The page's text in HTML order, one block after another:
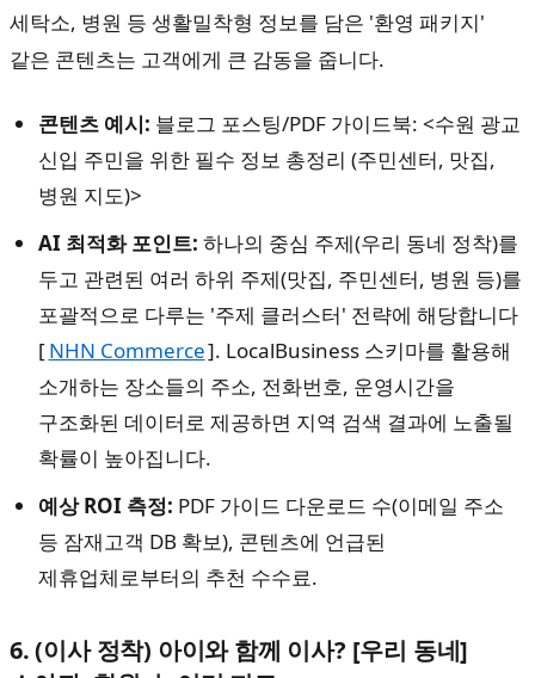
세탁소, 병원 등 생활밀착형 정보를 담은 '환영 패키지'
같은 콘텐츠는 고객에게 큰 감동을 줍니다.
콘텐츠 예시: 블로그 포스팅/PDF 가이드북: <수원 광교
신입 주민을 위한 필수 정보 총정리 (주민센터, 맛집,
병원 지도)>
AI 최적화 포인트: 하나의 중심 주제(우리 동네 정착)를
두고 관련된 여러 하위 주제(맛집, 주민센터, 병원 등)를
포괄적으로 다루는 '주제 클러스터' 전략에 해당합니다
[NHN Commerce]. LocalBusiness 스키마를 활용해
소개하는 장소들의 주소, 전화번호, 운영시간을
구조화된 데이터로 제공하면 지역 검색 결과에 노출될
확률이 높아집니다.
예상 ROI 측정: PDF 가이드 다운로드 수(이메일 주소
등 잠재고객 DB 확보), 콘텐츠에 언급된
제휴업체로부터의 추천 수수료.
6. (이사 정착) 아이와 함께 이사? [우리 동네]